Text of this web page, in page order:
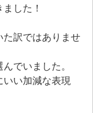
した！
訳ではありませ
でいました。
いい加減な表現